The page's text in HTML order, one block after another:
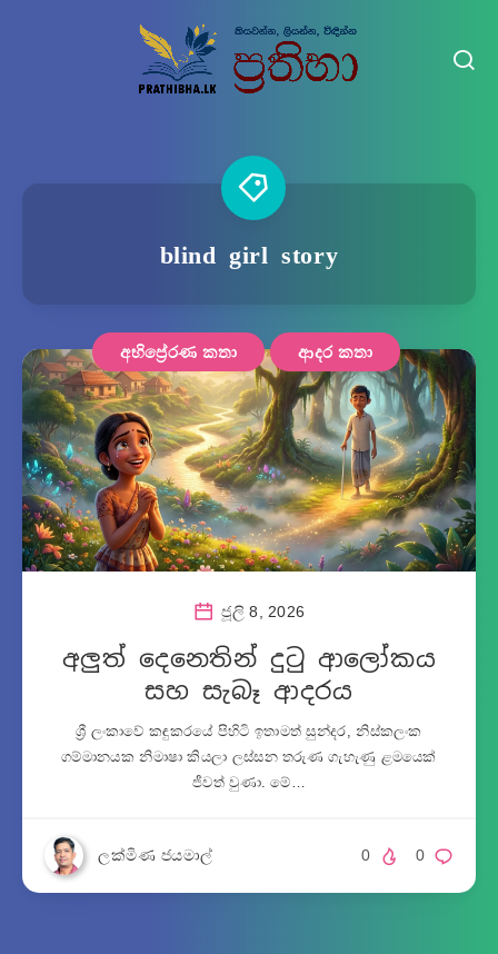
blind girl story
අභිප්‍රේරණ කතා ආදර කතා
ජූලි 8, 2026
අලුත් දෙනෙතින් දුටු ආලෝකය
සහ සැබෑ ආදරය
ශ්‍රී ලංකාවේ කඳුකරයේ පිහිටි ඉතාමත් සුන්දර, නිස්කලංක
ගම්මානයක නිමාෂා කියලා ලස්සන තරුණ ගැහැණු ළමයෙක්
ජීවත් වුණා. මේ…
ලක්මිණ ජයමාල් 0
0